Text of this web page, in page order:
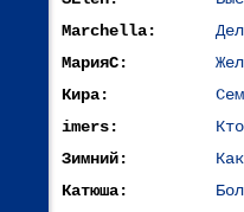
Marchella:
МарияС:
Кира:
imers:
Зимний:
Катюша: